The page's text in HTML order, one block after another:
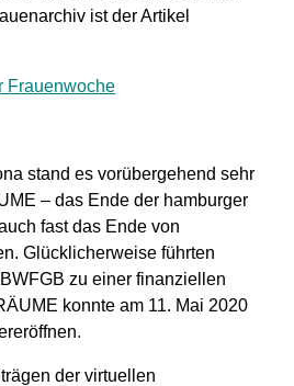
ist der Artikel
Frauenwoche
stand es vorübergehend sehr
– das Ende der hamburger
fast das Ende von
Glücklicherweise führten
zu einer finanziellen
konnte am 11. Mai 2020
.
der virtuellen